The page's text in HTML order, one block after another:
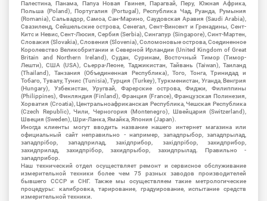
Палестина, Панама, Папуа Новая Гвинея, Парагвай, Перу, Южная Африка,
Польша (Poland), Португалия (Portugal), Республика Чад, Руанда, Румыния
(Romania), Сальвадор, Самоа, Сан-Марино, Саудовская Аравия (Saudi Arabia),
Свазиленд, Сейшельские острова, Сенегал, Сент-Винсент и Гренадины, Сент-
Китс и Невис, Сент-Люсия, Сербия (Serbia), Сингапур (Singapore), Синт-Мартен,
Словакия (Slovakia), Словения (Slovenia), Соломоновые острова, Соединенное
Королевство Великобритании и Северной Ирландии (United Kingdom of Great
Britain and Northern Ireland), Судан, Суринам, Восточный Тимор (Тимор-
Лешти), США (USA), Сьерра-Леоне, Таджикистан, Тайвань (Taiwan), Таиланд
(Thailand), Танзания (Объединенная Республика), Того, Тонга, Тринидад и
Тобаго, Тувалу, Тунис (Tunisia), Турция (Turkey), Туркменистан, Уганда, Венгрия
(Hungary), Узбекистан, Уругвай, Фарерские острова, Фиджи, Филиппины
(Philippines), Финляндия (Finland), Франция (France), Французская Полинезия,
Хорватия (Croatia), Центральноафриканская Республика, Чешская Республика
(Czech Republic), Чили, Черногория (Montenegro), Швейцария (Switzerland),
Швеция (Sweden), Шри-Ланка, Ямайка, Япония (Japan).
Иногда клиенты могут вводить название нашего интернет магазина или
официальный сайт неправильно - например, западпрыбор, западпрылад,
западпрібор, западприлад, західприбор, західпрібор, захидприбор,
захидприлад, захидпрібор, захидпрыбор, захидпрылад. Правильно -
западприбор.
Наш технический отдел осуществляет ремонт и сервисное обслуживание
измерительной техники более чем 75 разных заводов производителей
бывшего СССР и СНГ. Также мы осуществляем такие метрологические
процедуры: калибровка, тарирование, градуирование, испытание средств
измерительной техники.